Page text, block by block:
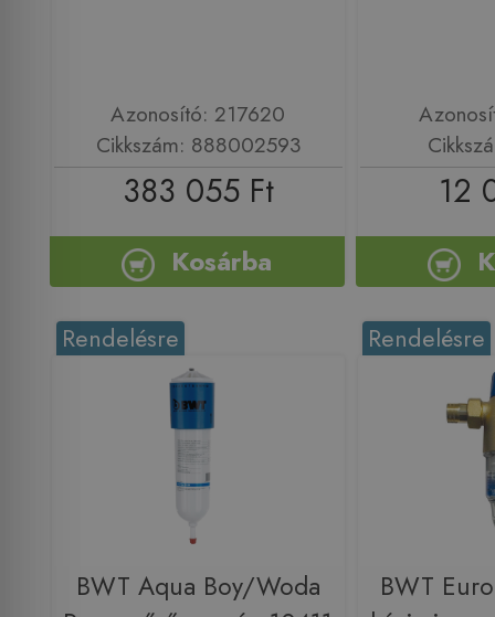
Azonosító: 217620
Cikkszám: 888002593
383 055 Ft
Kosárba
12
Rendelésre
BWT Aqua Boy/Woda
Rendelésre
BWT